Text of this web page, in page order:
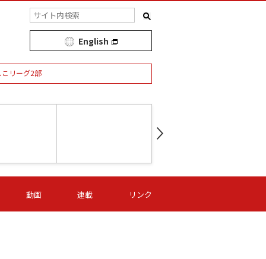
English
こリーグ2部
06 (日) 15:00
-
第16節 09/06 (日) 15:00
- -
動画 連載 リンク